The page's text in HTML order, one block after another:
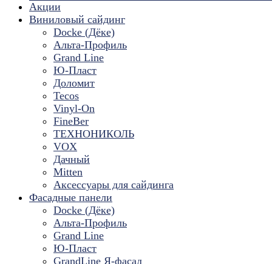
Акции
Виниловый сайдинг
Docke (Дёке)
Альта-Профиль
Grand Line
Ю-Пласт
Доломит
Tecos
Vinyl-On
FineBer
ТЕХНОНИКОЛЬ
VOX
Дачный
Mitten
Аксессуары для сайдинга
Фасадные панели
Docke (Дёке)
Альта-Профиль
Grand Line
Ю-Пласт
GrandLine Я-фасад